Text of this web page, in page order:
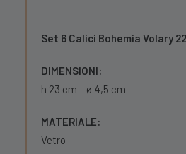
Set 6 Calici Bohemia Volary
DIMENSIONI:
h 23 cm – ø 4,5 cm
MATERIALE:
Vetro